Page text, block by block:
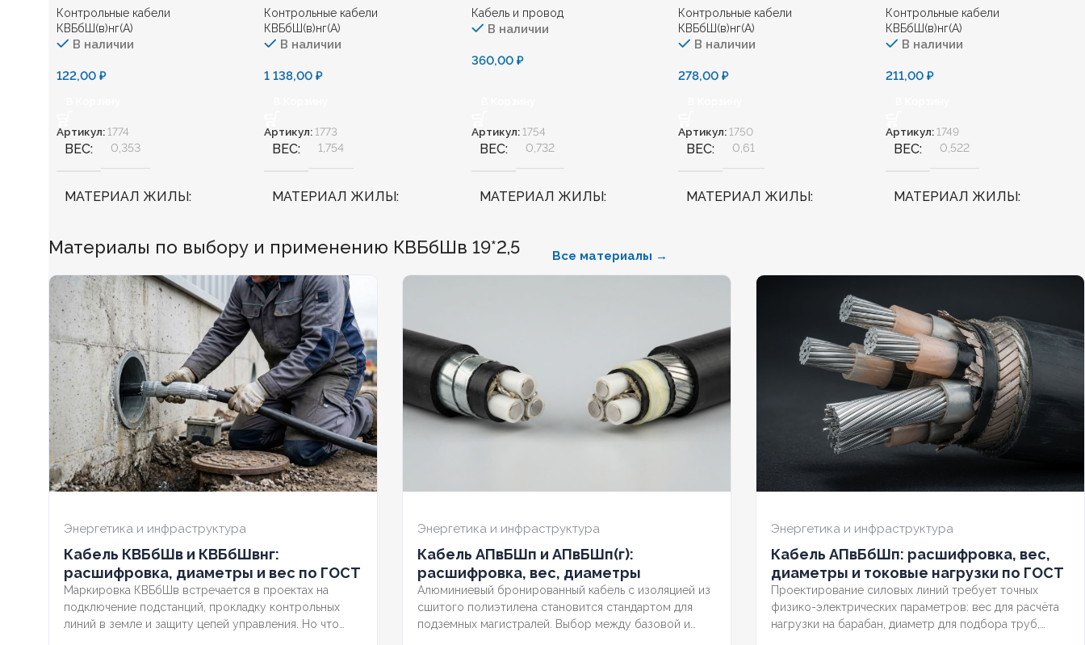
Контрольные кабели
КВБбШ(в)нг(А)
В наличии
122,00 ₽
Артикул: 1774
ВЕС 0,353
МАТЕРИАЛ ЖИЛЫ
БЕЗГАЛОГЕННЫЙ
ХЛАДОСТОЙКИЙ Нет
СЕЧЕНИЕ ТПЖ 1
ОГНЕСТОЙКИЙ Нет
НАЛИЧИЕ ЭКРАНА Нет
БРОНИРОВАННЫЙ
КОЛИЧЕСТВО ЖИЛ 7
Контрольные кабели
КВБбШ(в)нг(А)
В наличии
1 138,00 ₽
Артикул: 1773
ВЕС 1,754
МАТЕРИАЛ ЖИЛЫ
БЕЗГАЛОГЕННЫЙ
ХЛАДОСТОЙКИЙ Нет
СЕЧЕНИЕ ТПЖ
ОГНЕСТОЙКИЙ
НАЛИЧИЕ ЭКРАНА
Да
КОЛИЧЕСТВО ЖИЛ 52
Кабель и провод
В наличии
360,00 ₽
Артикул: 1754
ВЕС 0,732
МАТЕРИАЛ ЖИЛЫ
Медь
СЕЧЕНИЕ ТПЖ 1,5
ОГНЕСТОЙКИЙ Нет
БРОНИРОВАННЫЙ
КОЛИЧЕСТВО ЖИЛ 19
Контрольные кабели
КВБбШ(в)нг(А)
В наличии
278,00₽
Артикул: 1750
ВЕС 0,61
МАТЕРИАЛ ЖИЛЫ
БЕЗГАЛОГЕННЫЙ
ХЛАДОСТОЙКИЙ
СЕЧЕНИЕ ТПЖ
ОГНЕСТОЙКИЙ Нет
БРОНИРОВАННЫЙ
КОЛИЧЕСТВО ЖИЛ 14
Контрольные кабели
КВБбШ(в)нг(А)
В наличии
211,00₽
Артикул: 1749
ВЕС 0,522
МАТЕРИАЛ ЖИЛЫ
ХЛАДОСТОЙКИЙ Нет
СЕЧЕНИЕ ТПЖ 1
ОГНЕСТОЙКИЙ Нет
БРОНИРОВАННЫЙ
КОЛИЧЕСТВО ЖИЛ 14
Материалы по выбору и применению КВБбШв 19*2,5 Все материалы →
Энергетика и инфраструктура
Кабель КВБбШв и КВБбШвнг:
расшифровка, диаметры и вес по ГОСТ
Маркировка КВБбШв встречается в проектах на
подключение подстанций, прокладку контрольных
линий в земле и защиту цепей управления. Но что
Энергетика и инфраструктура
Кабель АПвБШп и АПвБШп(г):
расшифровка, вес, диаметры
Алюминиевый бронированный кабель с изоляцией из
сшитого полиэтилена становится стандартом для
подземных магистралей. Выбор между базовой и
Энергетика и инфраструктура
Кабель АПвБбШп: расшифровка, вес,
диаметры и токовые нагрузки по ГОСТ
Проектирование силовых линий требует точных
физико-электрических параметров: вес для расчёта
нагрузки на барабан, диаметр для подбора труб,